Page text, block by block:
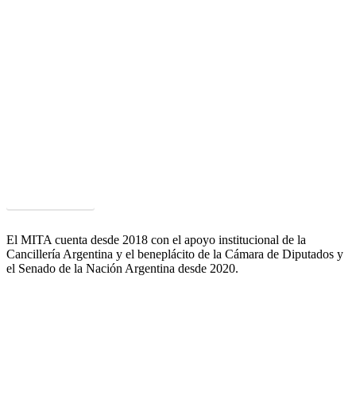
El MITA cuenta desde 2018 con el apoyo institucional de la
Cancillería Argentina y el beneplácito de la Cámara de Diputados y
el Senado de la Nación Argentina desde 2020.